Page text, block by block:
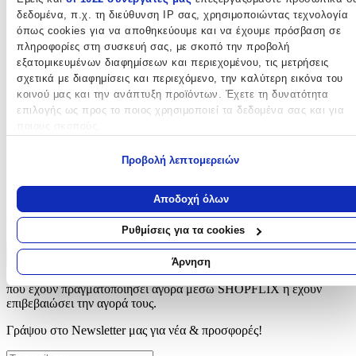
δεδομένα, π.χ. τη διεύθυνση IP σας, χρησιμοποιώντας τεχνολογία
όπως cookies για να αποθηκεύουμε και να έχουμε πρόσβαση σε
πληροφορίες στη συσκευή σας, με σκοπό την προβολή
εξατομικευμένων διαφημίσεων και περιεχομένου, τις μετρήσεις
σχετικά με διαφημίσεις και περιεχόμενο, την καλύτερη εικόνα του
κοινού μας και την ανάπτυξη προϊόντων. Έχετε τη δυνατότητα
επιλογής ως προς το ποιος χρησιμοποιεί τα δεδομένα σας και για
Εάν μας επιτρέπετε, θα θέλαμε επίσης:
τοποθεσία, οι οποίες μπορεί να είναι ακριβείς σε απόσταση
Να αναγνωρίσουμε τη συσκευή σας σαρώνοντας ενεργά για
συγκεκριμένα χαρακτηριστικά (δακτυλικό αποτύπωμα)
Μάθετε περισσότερα σχετικά με τον τρόπο επεξεργασίας των
προσωπικών σας δεδομένων και καθορίστε τις προτιμήσεις σας
ενότητα “Λεπτομέρειες”. Μπορείτε να αλλάξετε ή να
τη συγκατάθεσή σας ανά πάσα στιγμή από τη Δήλωση Cookies.
Χρησιμοποιούμε cookies ώστε η τοποθεσία μας να λειτουργεί
Προβολή λεπτομερειών
Αποδοχή όλων
Ρυθμίσεις για τα cookies
Άρνηση
Υλικό:
Δερμάτινο
με Led:
Όχι
Χειροποίητο:
Όχι
Προς το παρόν δεν υπάρχουν άλλες αξιολογήσεις. Όταν
προστεθούν, θα εμφανιστούν εδώ.
Πώς υπολογίζεται η βαθμολογία
Η τελική βαθμολογία βασίζεται αποκλειστικά σε κριτικές χρηστών
που έχουν πραγματοποιήσει αγορά μέσω SHOPFLIX ή έχουν
επιβεβαιώσει την αγορά τους.
Γράψου στο Νewsletter μας για νέα & προσφορές!